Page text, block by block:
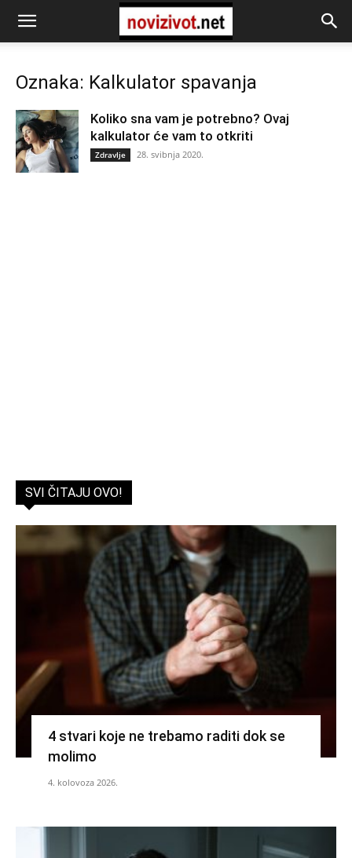
Oznaka: Kalkulator spavanja
Koliko sna vam je potrebno? Ovaj
kalkulator će vam to otkriti
Zdravlje 28. svibnja 2020.
SVI ČITAJU OVO!
4 stvari koje ne trebamo raditi dok se
molimo
4. kolovoza 2026.